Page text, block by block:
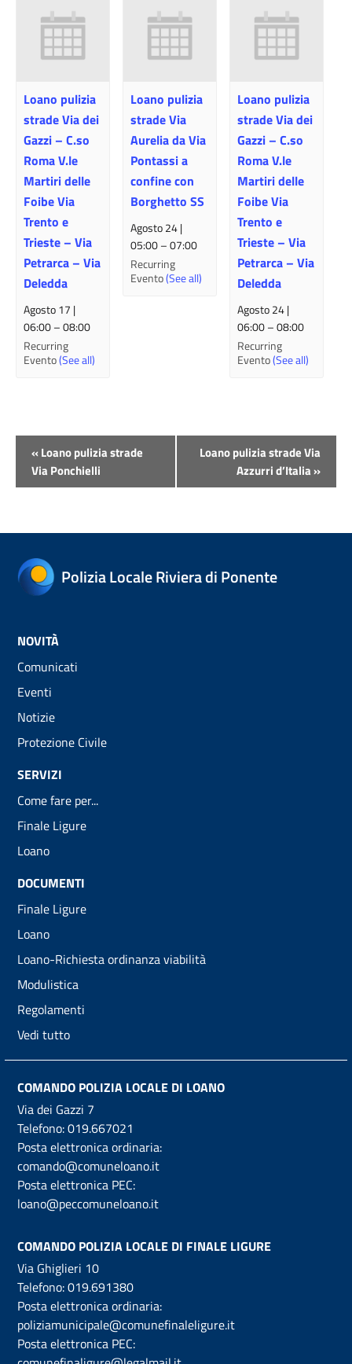
Loano pulizia
strade Via dei
Gazzi – C.so
Roma V.le
Martiri delle
Foibe Via
Trento e
Trieste – Via
Petrarca – Via
Deledda
Agosto 17 |
06:00–08:00
Recurring
Evento(See all)
Loano pulizia
strade Via
Aurelia da Via
Pontassi a
confine con
Borghetto SS
Agosto 24 |
05:00–07:00
Recurring
Evento(See all)
Loano pulizia
strade Via dei
Gazzi – C.so
Roma V.le
Martiri delle
Foibe Via
Trento e
Trieste – Via
Petrarca – Via
Deledda
Agosto 24 |
06:00–08:00
Recurring
Evento(See all)
Evento
Navigazione
«Loano pulizia strade
Via Ponchielli
Loano pulizia strade Via
Azzurri d’Italia»
Polizia Locale Riviera di Ponente
NOVITÀ
Comunicati
Eventi
Notizie
Protezione Civile
SERVIZI
Come fare per...
Finale Ligure
Loano
DOCUMENTI
Finale Ligure
Loano
Loano-Richiesta ordinanza viabilità
Modulistica
Regolamenti
Vedi tutto
COMANDO POLIZIA LOCALE DI LOANO
Via dei Gazzi 7
Telefono:019.667021
Posta elettronica ordinaria:
comando@comuneloano.it
Posta elettronica PEC:
loano@peccomuneloano.it
COMANDO POLIZIA LOCALE DI FINALE LIGURE
Via Ghiglieri 10
Telefono:019.691380
Posta elettronica ordinaria:
poliziamunicipale@comunefinaleligure.it
Posta elettronica PEC: